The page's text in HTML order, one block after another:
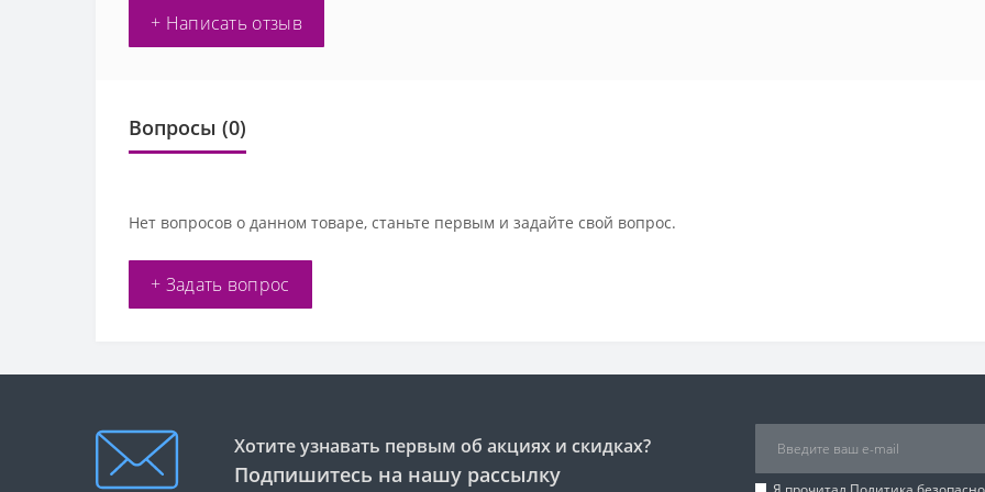
+ Написать отзыв
Вопросы (0)
Нет вопросов о данном товаре, станьте первым и задайте свой вопрос.
+ Задать вопрос
Хотите узнавать первым об акциях и скидках?
Подпишитесь на нашу рассылку